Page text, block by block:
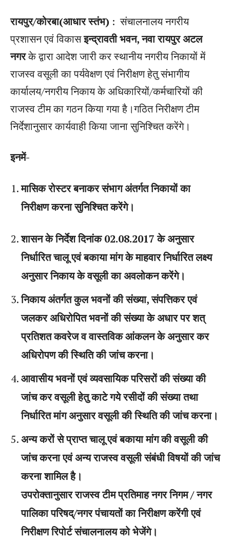
रायपुर/कोरबा(आधार स्तंभ) : संचालनालय नगरीय
प्रशासन एवं विकासइन्द्रावती भवन, नवा रायपुर अटल
नगरके द्वारा आदेश जारी कर स्थानीय नगरीय निकायों में
राजस्व वसूली का पर्यवेक्षण एवं निरीक्षण हेतु संभागीय
कार्यालय/नगरीय निकाय के अधिकारियों/कर्मचारियों की
राजस्व टीम का गठन किया गया है।गठित निरीक्षण टीम
निर्देशानुसार कार्यवाही किया जाना सुनिश्चित करेंगे।
इनमें-
मासिक रोस्टर बनाकर संभाग अंतर्गत निकायों का
निरीक्षण करना सुनिश्चित करेंगे।
शासन के निर्देश दिनांक 02.08.2017 के अनुसार
निर्धारित चालू एवं बकाया मांग के माहवार निर्धारित लक्ष्य
अनुसार निकाय के वसूली का अवलोकन करेंगे।
निकाय अंतर्गत कुल भवनों की संख्या, संपत्तिकर एवं
जलकर अधिरोपित भवनों की संख्या के अधार पर शत्
प्रतिशत कवरेज व वास्तविक आंकलन के अनुसार कर
अधिरोपण की स्थिति की जांच करना।
आवासीय भवनों एवं व्यवसायिक परिसरों की संख्या की
जांच कर वसूली हेतु काटे गये रसीदों की संख्या तथा
निर्धारित मांग अनुसार वसूली की स्थिति की जांच करना।
अन्य करों से प्राप्त चालू एवं बकाया मांग की वसूली की
जांच करना एवं अन्य राजस्व वसूली संबंधी विषयों की जांच
करना शामिल है।
उपरोक्तानुसार राजस्व टीम प्रतिमाह नगर निगम / नगर
पालिका परिषद्/नगर पंचायतों का निरीक्षण करेंगी एवं
निरीक्षण रिपोर्ट संचालनालय को भेजेंगे।